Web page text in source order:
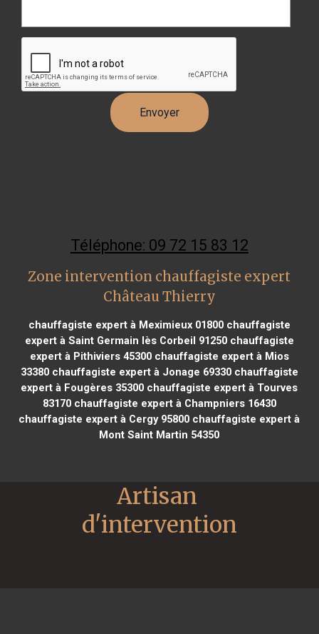
Téléphone: 09 72 15 83 12
Zone intervention chauffagiste expert
Château Thierry
chauffagiste expert à Meximieux 01800chauffagiste
expert à Saint Germain lès Corbeil 91250chauffagiste
expert à Pithiviers 45300chauffagiste expert à Mios
33380chauffagiste expert à Jonage 69330chauffagiste
expert à Fougères 35300 chauffagiste expert à Tourves
83170chauffagiste expert à Champniers 16430
chauffagiste expert à Cergy 95800 chauffagiste expert à
Mont Saint Martin 54350
Artisan
d'intervention